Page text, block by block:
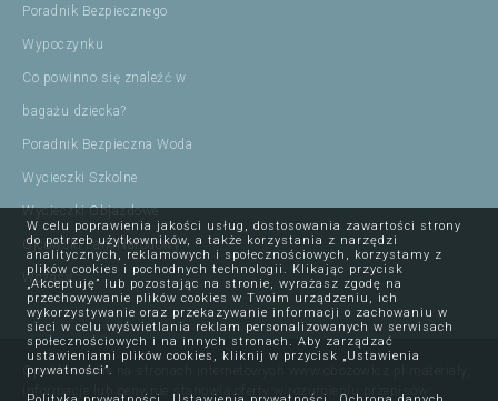
Poradnik Bezpiecznego
Wypoczynku
Co powinno się znaleźć w
bagażu dziecka?
Poradnik Bezpieczna Woda
Wycieczki Szkolne
Wycieczki Objazdowe
Ojcowski Park Narodowy
Wczasy
Opublikowane na stronach internetowych www.obozowicz.pl materiały,
informacje lub ceny nie stanowią oferty w rozumieniu przepisów
W celu poprawienia jakości usług, dostosowania zawartości strony
do potrzeb użytkowników, a także korzystania z narzędzi
analitycznych, reklamowych i społecznościowych, korzystamy z
plików cookies i pochodnych technologii. Klikając przycisk
„Akceptuję” lub pozostając na stronie, wyrażasz zgodę na
przechowywanie plików cookies w Twoim urządzeniu, ich
wykorzystywanie oraz przekazywanie informacji o zachowaniu w
sieci w celu wyświetlania reklam personalizowanych w serwisach
społecznościowych i na innych stronach. Aby zarządzać
ustawieniami plików cookies, kliknij w przycisk „Ustawienia
prywatności”.